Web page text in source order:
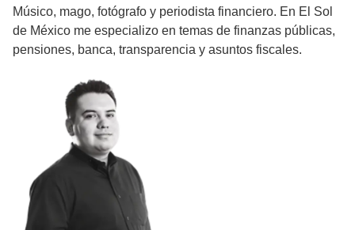
Músico, mago, fotógrafo y periodista financiero. En El Sol
de México me especializo en temas de finanzas públicas,
pensiones, banca, transparencia y asuntos fiscales.